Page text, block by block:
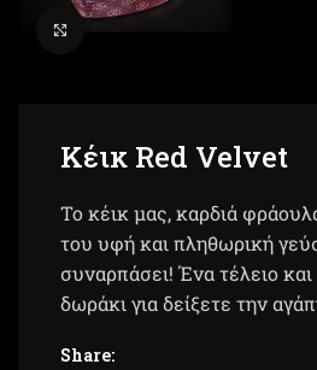
Click to enlarge
Κέικ Red Velvet
Το κέικ μας, καρδιά
του υφή και πληθωρική
συναρπάσει! Ένα τέλειο και
δωράκι για δείξετε την
Share: